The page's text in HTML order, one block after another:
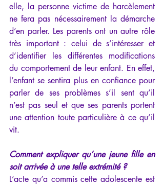
elle, la personne victime de harcèlement
ne fera pas nécessairement la démarche
d’en parler. Les parents ont un autre rôle
très important : celui de s’intéresser et
d’identifier les différentes modifications
du comportement de leur enfant. En effet,
l’enfant se sentira plus en confiance pour
parler de ses problèmes s’il sent qu’il
n’est pas seul et que ses parents portent
une attention toute particulière à ce qu’il
vit.
Comment expliquer qu’une jeune fille en
soit arrivée à une telle extrémité ?
L’acte qu’a commis cette adolescente est